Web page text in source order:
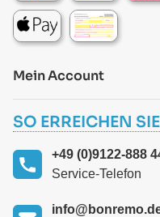
Mein Account
SO ERREICHEN
+49 (0)9122-888
Service-Telefon